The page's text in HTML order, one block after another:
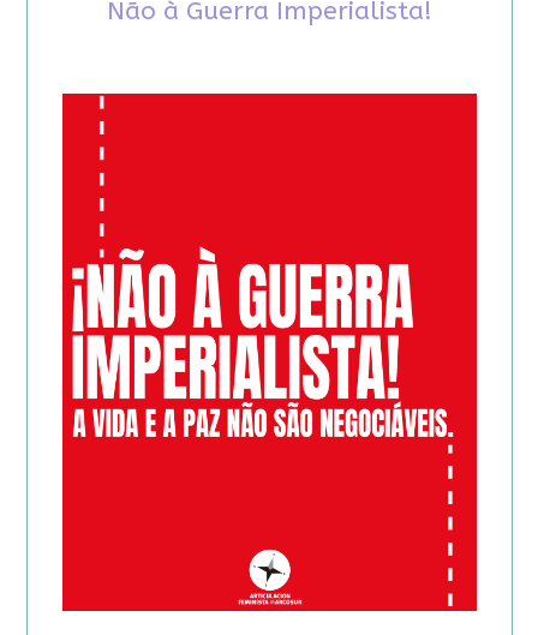
Não à Guerra Imperialista!